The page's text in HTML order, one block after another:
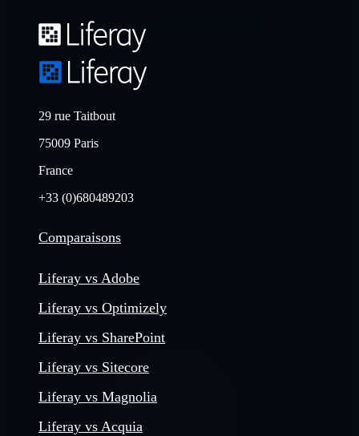
29 rue Taitbout
75009 Paris
France
+33 (0)680489203
Comparaisons
Liferay vs Adobe
Liferay vs Optimizely
Liferay vs SharePoint
Liferay vs Sitecore
Liferay vs Magnolia
Liferay vs Acquia